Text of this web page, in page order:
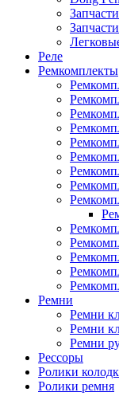
Реле
Ремкомплекты
Ремни
Ремни
Ремни
Ремни
Рессоры
Ролики
Ролики ремня